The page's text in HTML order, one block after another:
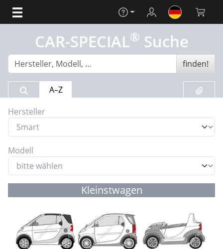
Hilfe Login
CAR-SPECIAL® Suche
finden!
Suchergebnis
A–Z
Hersteller
Modell
Kleinstwagen